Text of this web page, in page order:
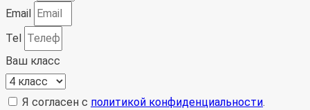
Email
Tel
Ваш класс
Я согласен с политикой конфиденциальности.